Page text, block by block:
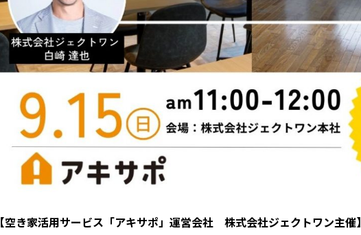
【空き家活用サービス「アキサポ」運営会社 株式会社ジェクトワン主催】